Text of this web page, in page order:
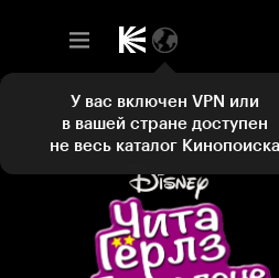
У вас включен VPN или
в вашей стране доступен
не весь каталог Кинопоиска